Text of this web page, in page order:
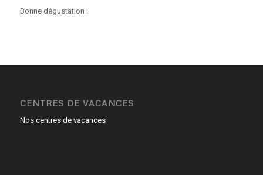
Bonne dégustation !
CENTRES DE VACANCES
Nos centres de vacances